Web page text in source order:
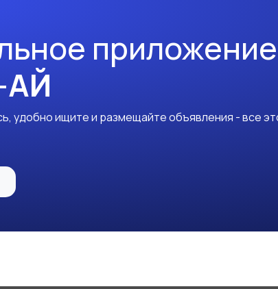
приложение
АЙ
удобно ищите и размещайте объявления - все